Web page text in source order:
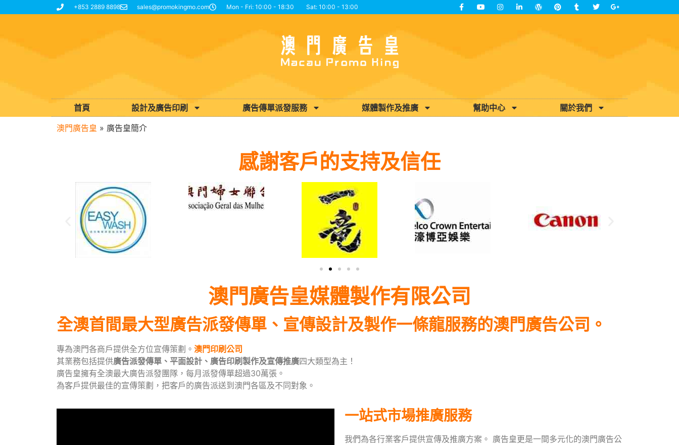
+853 2889 8898 sales@promokingmo.com Mon - Fri: 10:00 - 18:30 Sat: 10:00 - 13:00
首頁 設計及廣告印刷 廣告傳單派發服務 媒體製作及推廣 幫助中心
關於我們
澳門廣告皇 » 廣告皇簡介
感謝客戶的支持及信任
澳門廣告皇媒體製作有限公司
全澳首間最大型廣告派發傳單、宣傳設計及製作一條龍服務的澳門廣告公司。
專為澳門各商戶提供全方位宣傳策劃。 澳門印刷公司
其業務包括提供廣告派發傳單、平面設計、廣告印刷製作及宣傳推廣四大類型為主！
廣告皇擁有全澳最大廣告派發團隊，每月派發傳單超過30萬張。
為客戶提供最佳的宣傳策劃，把客戶的廣告派送到澳門各區及不同對象。
一站式市場推廣服務
我們為各行業客戶提供宣傳及推廣方案。 廣告皇更是一間多元化的澳門廣告公